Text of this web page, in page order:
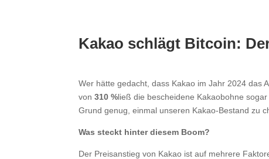
Kakao schlägt Bitcoin:
Wer hätte gedacht, dass Kakao im Jahr 2024 das
von310 %ließ die bescheidene Kakaobohne
Grund genug, einmal unseren Kakao-Bestand zu
Was steckt hinter diesem Boom?
Der Preisanstieg von Kakao ist auf mehrere